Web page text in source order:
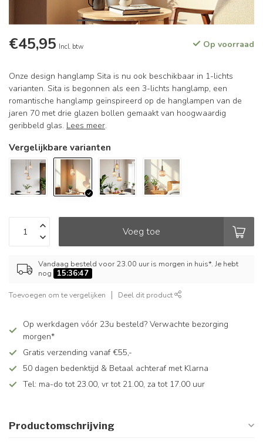
€45,95 Incl. btw Op voorraad
Onze design hanglamp Sita is nu ook beschikbaar in 1-lichts
varianten. Sita is begonnen als een 3-lichts hanglamp, een
romantische hanglamp geïnspireerd op de hanglampen van de
jaren 70 met drie glazen bollen gemaakt van hoogwaardig
geribbeld glas. Lees meer.
Vergelijkbare varianten
Voeg toe
Vandaag besteld voor 23.00 uur is morgen in huis*. Je hebt
nog
15:36:46
Toevoegen om te vergelijken Deel dit product
Op werkdagen vóór 23u besteld? Verwachte bezorging
morgen*
Gratis verzending vanaf €55,-
50 dagen bedenktijd & Betaal achteraf met Klarna
Tel: ma-do tot 23.00, vr tot 21.00, za tot 17.00 uur
Productomschrijving